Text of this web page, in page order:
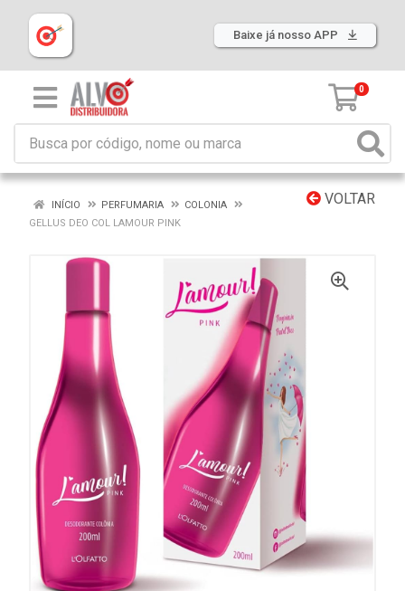
Baixe já nosso APP
0
VOLTAR
INÍCIO PERFUMARIA
COLONIA
GELLUS DEO COL LAMOUR PINK